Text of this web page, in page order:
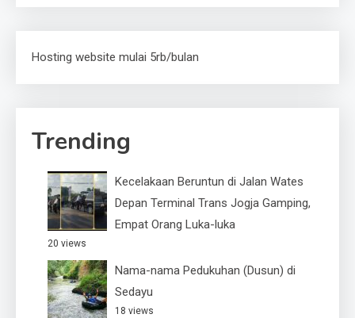
Hosting website mulai 5rb/bulan
Trending
Kecelakaan Beruntun di Jalan Wates
Depan Terminal Trans Jogja Gamping,
Empat Orang Luka-luka
20 views
Nama-nama Pedukuhan (Dusun) di
Sedayu
18 views